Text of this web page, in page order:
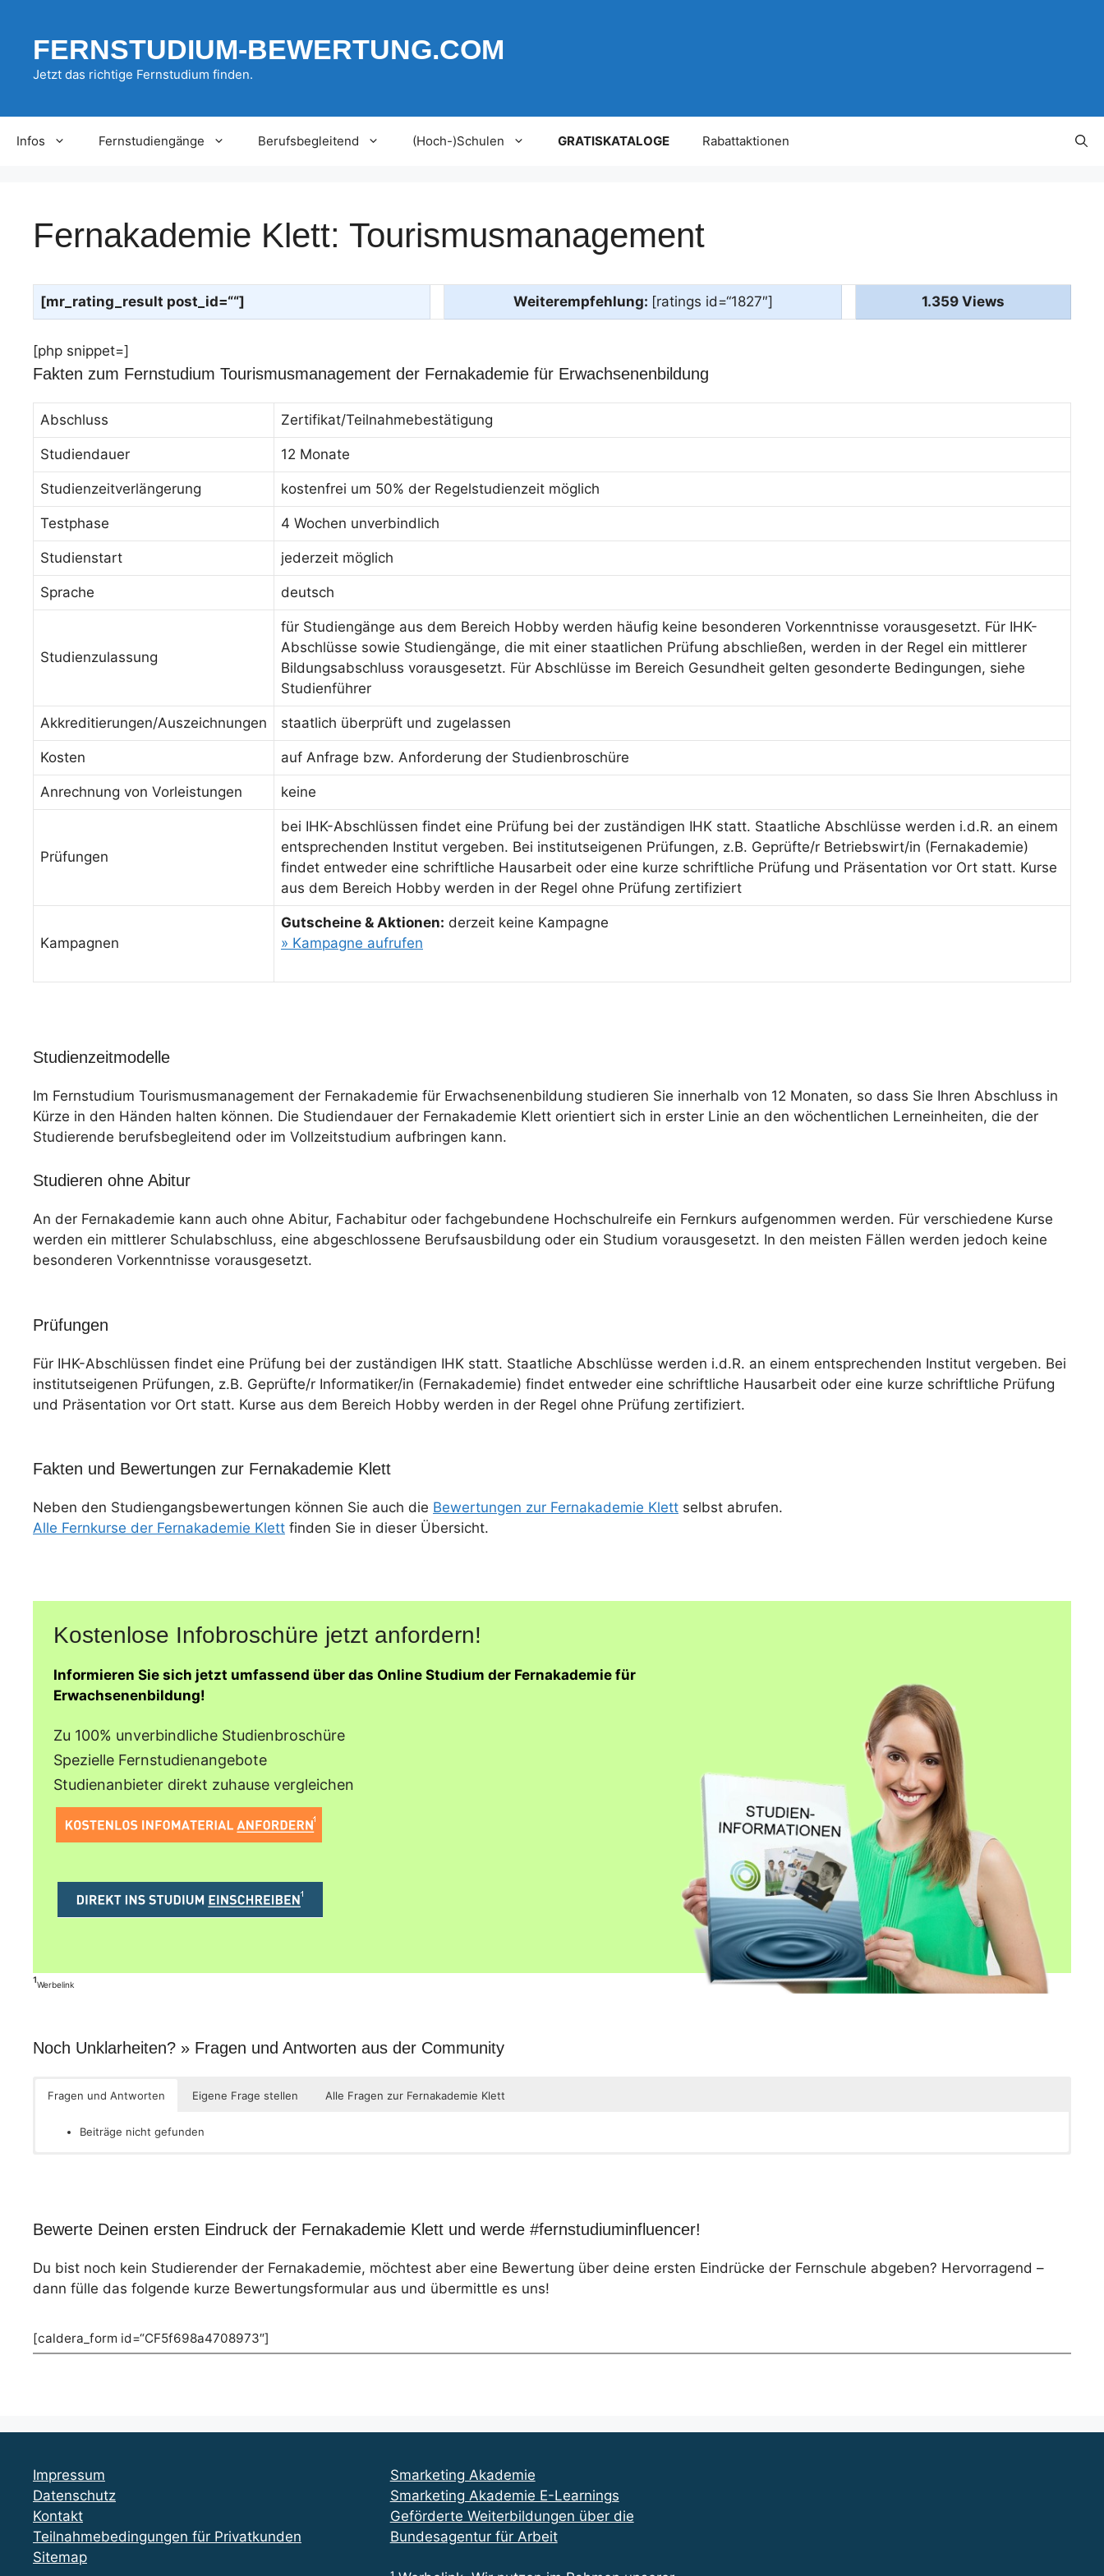
springenFERNSTUDIUM-BEWERTUNG.COM
Jetzt das richtige Fernstudium finden.
Infos Fernstudiengänge Berufsbegleitend (Hoch-)Schulen GRATISKATALOGE Rabattaktionen
Fernakademie Klett: Tourismusmanagement
[mr_rating_result post_id=““] Weiterempfehlung: [ratings id=“1827″] 1.359 Views
[php snippet=]
Fakten zum Fernstudium Tourismusmanagement der Fernakademie für Erwachsenenbildung
Abschluss Zertifikat/Teilnahmebestätigung
Studiendauer 12 Monate
Studienzeitverlängerung kostenfrei um 50% der Regelstudienzeit möglich
Testphase 4 Wochen unverbindlich
Studienstart jederzeit möglich
Sprache deutsch
Studienzulassung
für Studiengänge aus dem Bereich Hobby werden häufig keine besonderen Vorkenntnisse vorausgesetzt. Für IHK-
Abschlüsse sowie Studiengänge, die mit einer staatlichen Prüfung abschließen, werden in der Regel ein mittlerer
Bildungsabschluss vorausgesetzt. Für Abschlüsse im Bereich Gesundheit gelten gesonderte Bedingungen, siehe
Studienführer
Akkreditierungen/Auszeichnungen staatlich überprüft und zugelassen
Kosten auf Anfrage bzw. Anforderung der Studienbroschüre
Anrechnung von Vorleistungen keine
Prüfungen
bei IHK-Abschlüssen findet eine Prüfung bei der zuständigen IHK statt. Staatliche Abschlüsse werden i.d.R. an einem
entsprechenden Institut vergeben. Bei institutseigenen Prüfungen, z.B. Geprüfte/r Betriebswirt/in (Fernakademie)
findet entweder eine schriftliche Hausarbeit oder eine kurze schriftliche Prüfung und Präsentation vor Ort statt. Kurse
aus dem Bereich Hobby werden in der Regel ohne Prüfung zertifiziert
Kampagnen
Gutscheine & Aktionen: derzeit keine Kampagne
» Kampagne aufrufen
Studienzeitmodelle
Im Fernstudium Tourismusmanagement der Fernakademie für Erwachsenenbildung studieren Sie innerhalb von 12 Monaten, so dass Sie Ihren Abschluss in
Kürze in den Händen halten können. Die Studiendauer der Fernakademie Klett orientiert sich in erster Linie an den wöchentlichen Lerneinheiten, die der
Studierende berufsbegleitend oder im Vollzeitstudium aufbringen kann.
Studieren ohne Abitur
An der Fernakademie kann auch ohne Abitur, Fachabitur oder fachgebundene Hochschulreife ein Fernkurs aufgenommen werden. Für verschiedene Kurse
werden ein mittlerer Schulabschluss, eine abgeschlossene Berufsausbildung oder ein Studium vorausgesetzt. In den meisten Fällen werden jedoch keine
besonderen Vorkenntnisse vorausgesetzt.
Prüfungen
Für IHK-Abschlüssen findet eine Prüfung bei der zuständigen IHK statt. Staatliche Abschlüsse werden i.d.R. an einem entsprechenden Institut vergeben. Bei
institutseigenen Prüfungen, z.B. Geprüfte/r Informatiker/in (Fernakademie) findet entweder eine schriftliche Hausarbeit oder eine kurze schriftliche Prüfung
und Präsentation vor Ort statt. Kurse aus dem Bereich Hobby werden in der Regel ohne Prüfung zertifiziert.
Fakten und Bewertungen zur Fernakademie Klett
Neben den Studiengangsbewertungen können Sie auch die Bewertungen zur Fernakademie Klett selbst abrufen.
Alle Fernkurse der Fernakademie Klett finden Sie in dieser Übersicht.
Kostenlose Infobroschüre jetzt anfordern!
Informieren Sie sich jetzt umfassend über das Online Studium der Fernakademie für
Erwachsenenbildung!
Zu 100% unverbindliche Studienbroschüre
Spezielle Fernstudienangebote
Studienanbieter direkt zuhause vergleichen
¹Werbelink
Noch Unklarheiten? » Fragen und Antworten aus der Community
Fragen und Antworten Eigene Frage stellen Alle Fragen zur Fernakademie Klett
Beiträge nicht gefunden
Bewerte Deinen ersten Eindruck der Fernakademie Klett und werde #fernstudiuminfluencer!
Du bist noch kein Studierender der Fernakademie, möchtest aber eine Bewertung über deine ersten Eindrücke der Fernschule abgeben? Hervorragend –
dann fülle das folgende kurze Bewertungsformular aus und übermittle es uns!
[caldera_form id=“CF5f698a4708973″]
Impressum
Datenschutz
Kontakt
Teilnahmebedingungen für Privatkunden
Sitemap
Smarketing Akademie
Smarketing Akademie E-Learnings
Geförderte Weiterbildungen über die
Bundesagentur für Arbeit